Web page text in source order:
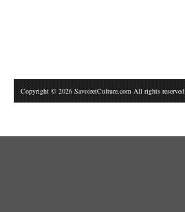
Copyright © 2026 SavoiretCulture.com All rights reserved